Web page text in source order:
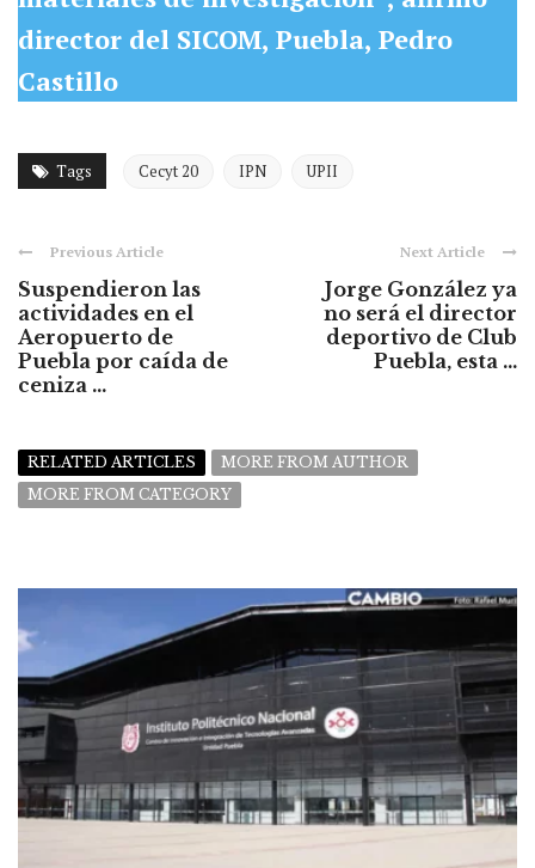
director del SICOM, Puebla, Pedro
Castillo
Tags Cecyt 20 IPN UPII
Previous Article
Suspendieron las
actividades en el
Aeropuerto de
Puebla por caída de
ceniza ...
Next Article
Jorge González ya
no será el director
deportivo de Club
Puebla, esta ...
RELATED ARTICLES
MORE FROM AUTHOR
MORE FROM CATEGORY